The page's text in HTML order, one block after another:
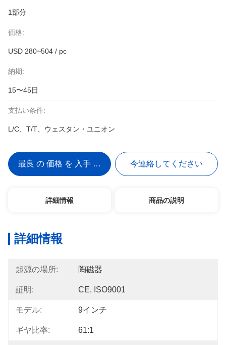
1部分
価格:
USD 280~504 / pc
納期:
15〜45日
支払い条件:
L/C、T/T、ウェスタン・ユニオン
最良 の 価格 を 入手 する 今連絡してください
詳細情報 商品の説明
詳細情報
起源の場所: 陶磁器
証明: CE, ISO9001
モデル: 9インチ
ギヤ比率: 61:1